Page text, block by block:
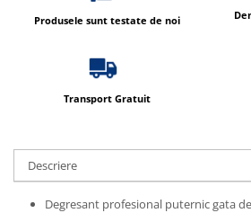
Sampon si gel de dus
Sapun spuma
Consumabile hartie
Acoperitori toaleta
Produsele sunt testate de noi
Transport Gratuit
Descriere
Degresant profesional puternic gata